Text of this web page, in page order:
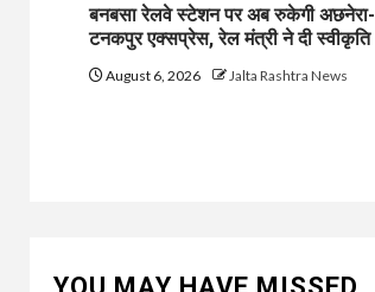
बनबसा रेलवे स्टेशन पर अब रुकेगी अछनेरा-
टनकपुर एक्सप्रेस, रेल मंत्री ने दी स्वीकृति
August 6, 2026 Jalta Rashtra News